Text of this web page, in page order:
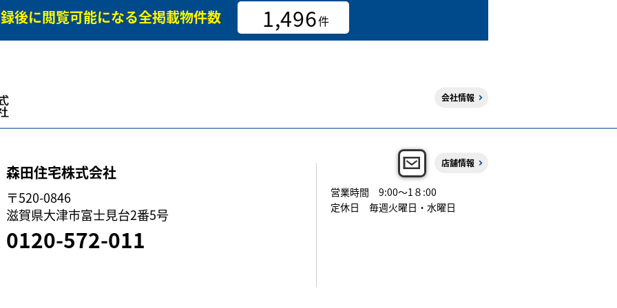
後に閲覧可能になる全掲載物件数 1,496件
会社情報
森田住宅株式会社
〒520-0846
滋賀県大津市富士見台2番5号
0120-572-011
店舗情報
営業時間 9:00～1８:00
定休日 毎週火曜日・水曜日